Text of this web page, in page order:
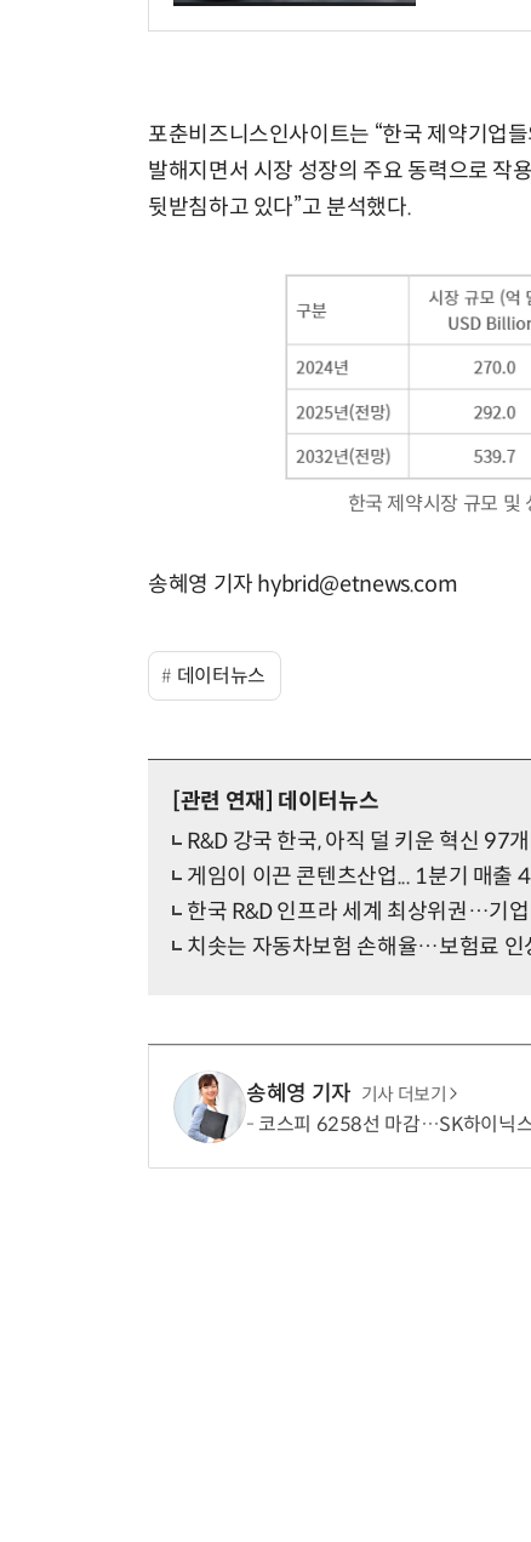
포춘비즈니스인사이트는 “한국 제약기업
발해지면서 시장 성장의 주요 동력으로 작
뒷받침하고 있다”고 분석했다.
한국 제약시장 규모 및
송혜영 기자 hybrid@etnews.com
데이터뉴스
[관련 연재]
데이터뉴스
R&D 강국 한국, 아직 덜 키운 혁신 97
게임이 이끈 콘텐츠산업... 1분기 매출
한국 R&D 인프라 세계 최상위권…기업
치솟는 자동차보험 손해율…보험료
송혜영 기자 기사 더보기
코스피 6258선 마감…SK하이닉